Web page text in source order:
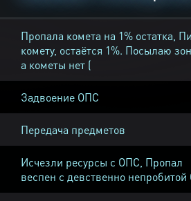
Пропала комета на 1% остатка,
комету, остаётся 1%. Посылаю
а кометы нет (
Задвоение ОПС
Передача предметов
Исчезли ресурсы с ОПС, Пропал
веспен с девственно